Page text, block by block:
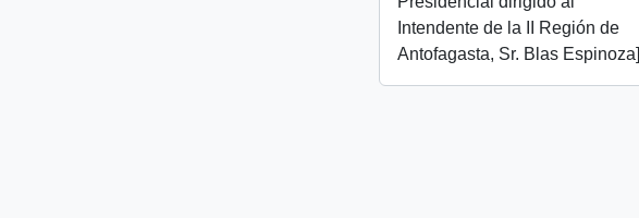
Intendente de la II Región de
Antofagasta, Sr. Blas Espinoza]